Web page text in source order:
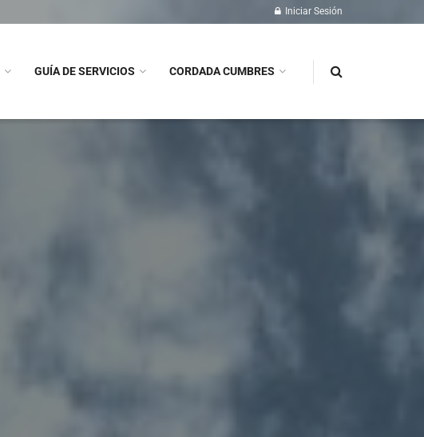
Iniciar Sesión
GUÍA DE SERVICIOS CORDADA CUMBRES